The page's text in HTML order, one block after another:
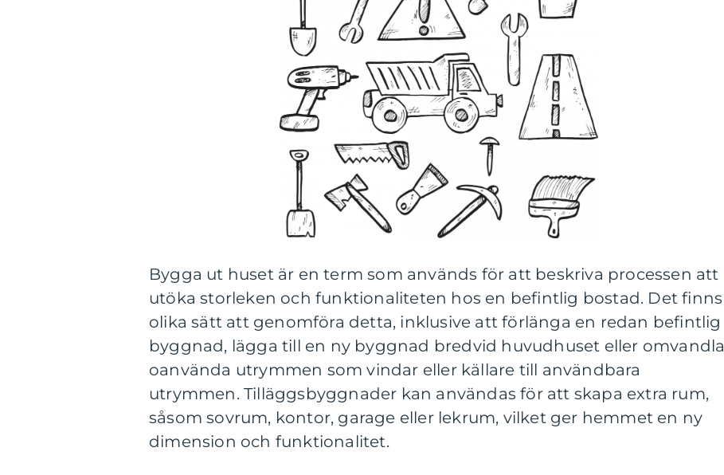
Bygga ut huset är en term som används för att beskriva processen att
utöka storleken och funktionaliteten hos en befintlig bostad. Det finns
olika sätt att genomföra detta, inklusive att förlänga en redan befintlig
byggnad, lägga till en ny byggnad bredvid huvudhuset eller omvandla
oanvända utrymmen som vindar eller källare till användbara
utrymmen. Tilläggsbyggnader kan användas för att skapa extra rum,
såsom sovrum, kontor, garage eller lekrum, vilket ger hemmet en ny
dimension och funktionalitet.